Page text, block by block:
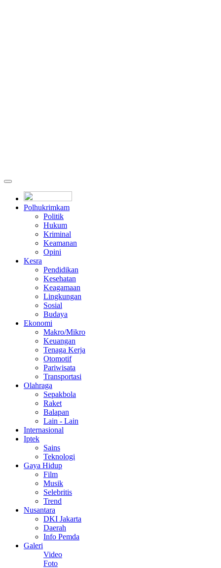
Polhukrimkam
Politik
Hukum
Kriminal
Keamanan
Opini
Kesra
Pendidikan
Kesehatan
Keagamaan
Lingkungan
Sosial
Budaya
Ekonomi
Makro/Mikro
Keuangan
Tenaga Kerja
Otomotif
Pariwisata
Transportasi
Olahraga
Sepakbola
Raket
Balapan
Lain - Lain
Internasional
Iptek
Sains
Teknologi
Gaya Hidup
Film
Musik
Selebritis
Trend
Nusantara
DKI Jakarta
Daerah
Info Pemda
Galeri
Video
Foto